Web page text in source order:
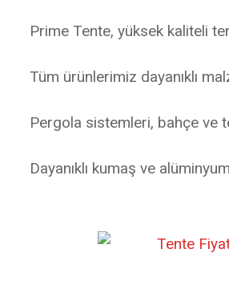
Prime Tente, yüksek kaliteli
Tüm ürünlerimiz dayanıklı
Pergola sistemleri, bahçe ve
Dayanıklı kumaş ve